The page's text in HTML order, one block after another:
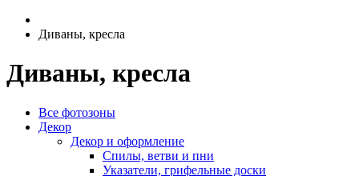
Диваны, кресла
Диваны, кресла
Все фотозоны
Декор
Декор и оформление
Спилы, ветви и пни
Указатели, грифельные доски